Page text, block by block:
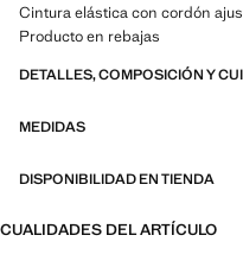
Cintura elástica con cordón
Producto en rebajas
DETALLES, COMPOSICIÓN Y
MEDIDAS
DISPONIBILIDAD EN TIENDA
CUALIDADES DEL ARTÍCULO